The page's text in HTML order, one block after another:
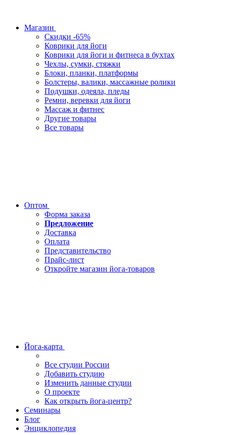
Магазин
Скидки -65%
Коврики для йоги
Коврики для йоги и фитнеса в бухтах
Чехлы, сумки, стяжки
Блоки, планки, платформы
Болстеры, валики, массажные ролики
Подушки, одеяла, пледы
Ремни, веревки для йоги
Массаж и фитнес
Другие товары
Все товары
Оптом
Форма заказа
Предложение
Доставка
Оплата
Представительство
Прайс-лист
Откройте магазин йога-товаров
Йога-карта
Все студии России
Добавить студию
Изменить данные студии
О проекте
Как открыть йога-центр?
Семинары
Блог
Энциклопедия